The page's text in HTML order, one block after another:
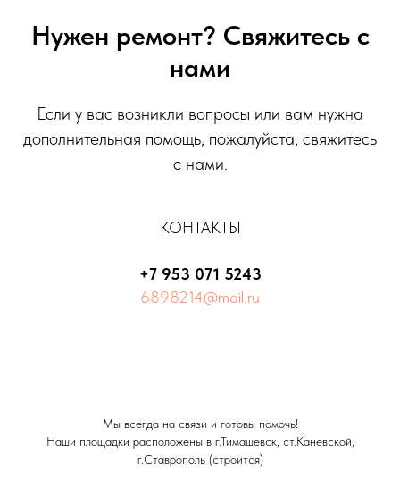
Нужен ремонт? Свяжитесь с
нами
Если у вас возникли вопросы или вам нужна
дополнительная помощь, пожалуйста, свяжитесь
с нами.
КОНТАКТЫ
+7 953 071 5243
6898214@mail.ru
Мы всегда на связи и готовы помочь!
Наши площадки расположены в г.Тимашевск, ст.Каневской,
г.Ставрополь (строится)